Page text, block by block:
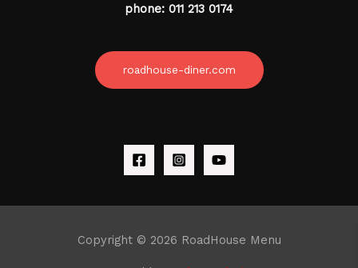
phone: 011 213 0174
roadhouse-diner.com
Copyright © 2026 RoadHouse Menu